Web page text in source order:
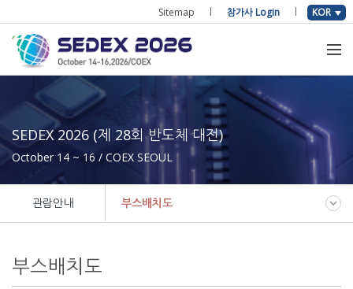
Sitemap 참가사 Login KOR
SEDEX 2026 (제 28회 반도체 대전)
October 14 ~ 16 / COEX SEOUL
관람안내 부스배치도
부스배치도